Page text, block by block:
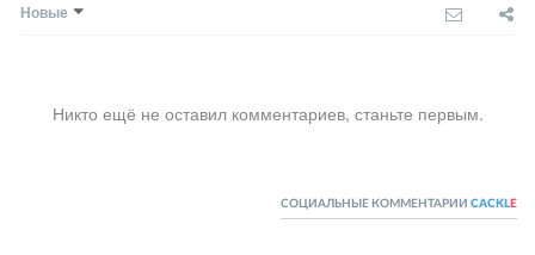
Новые
Никто ещё не оставил комментариев, станьте первым.
СОЦИАЛЬНЫЕ КОММЕНТАРИИ CACKL E